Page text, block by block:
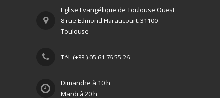
Eglise Evangélique de Toulouse Ouest
8 rue Edmond Haraucourt, 31100
Toulouse
Tél. (+33 ) 05 61 76 55 26
Dimanche à 10 h
Mardi à 20 h